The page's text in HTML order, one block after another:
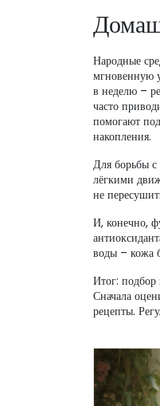
Народные
мгновенную
в неделю –
часто
помогают
накопления.
Для борьбы
лёгкими
не
И, конечно,
воды – кожа
Итог:
Сначала
рецепты.